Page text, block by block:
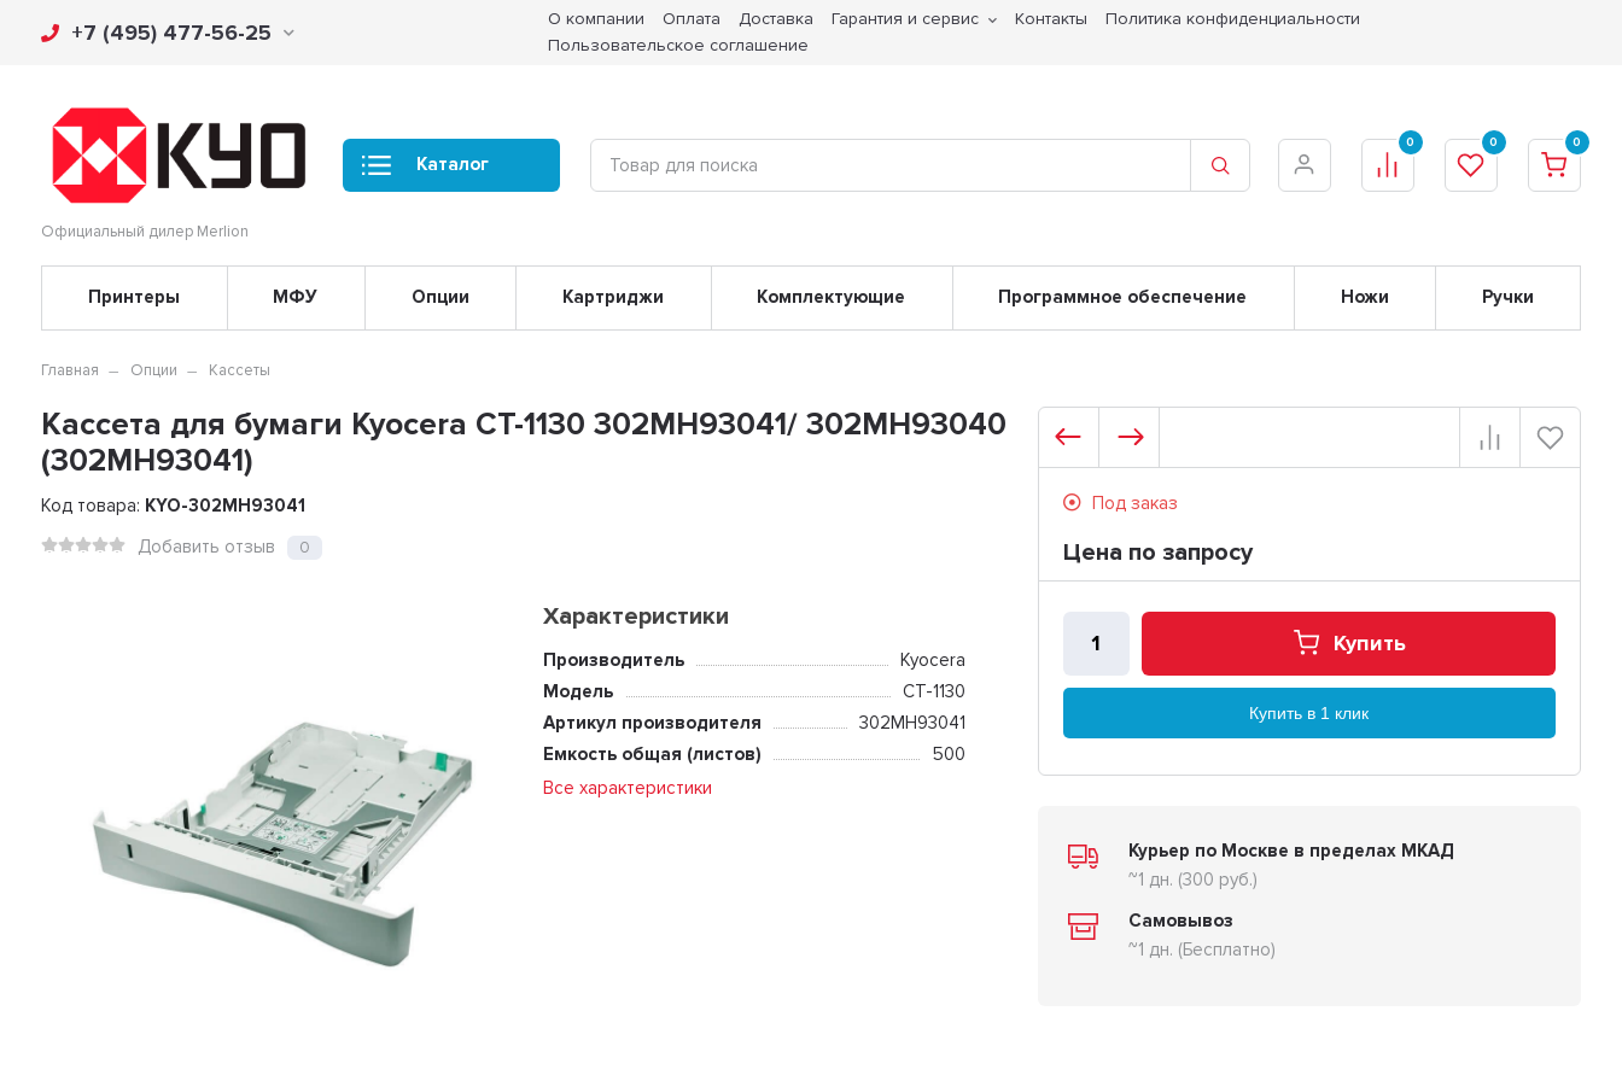
+7 (495) 477-56-25
О компании Оплата Доставка Гарантия и сервис Контакты
Политика конфиденциальности
Пользовательское соглашение
Официальный дилер Merlion
Каталог
0 0 0
Принтеры МФУ Опции Картриджи Комплектующие Программное обеспечение Ножи Ручки
Главная Опции Кассеты
Кассета для бумаги Kyocera CT-1130 302MH93041/ 302MH93040
(302MH93041)
Код товара: KYO-302MH93041
Добавить отзыв
0
Характеристики
Производитель
Kyocera
Модель
CT-1130
Артикул производителя
302MH93041
Емкость общая (листов)
500
Все характеристики
Под заказ
Цена по запросу
Купить
Купить в 1 клик
Курьер по Москве в пределах МКАД
~1 дн. (300 руб.)
Самовывоз
~1 дн. (Бесплатно)